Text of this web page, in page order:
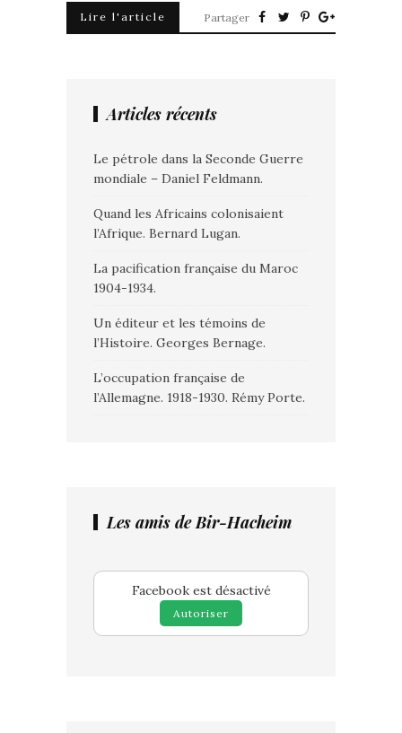
Lire l'article Partager
Articles récents
Le pétrole dans la Seconde Guerre
mondiale – Daniel Feldmann.
Quand les Africains colonisaient
l’Afrique. Bernard Lugan.
La pacification française du Maroc
1904-1934.
Un éditeur et les témoins de
l’Histoire. Georges Bernage.
L’occupation française de
l’Allemagne. 1918-1930. Rémy Porte.
Les amis de Bir-Hacheim
Facebook est désactivé
Autoriser